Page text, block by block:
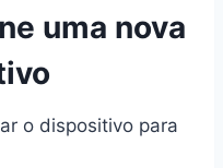
uma nova
o dispositivo para